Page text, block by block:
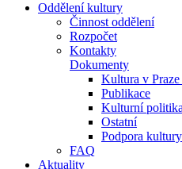
Oddělení kultury
Činnost oddělení
Rozpočet
Kontakty
Dokumenty
Kultura v
Publikace
Kulturní
Ostatní
Podpora
FAQ
Aktuality